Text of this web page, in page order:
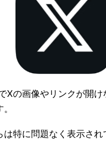
Xの画像やリンクが開
は特に問題なく表示され